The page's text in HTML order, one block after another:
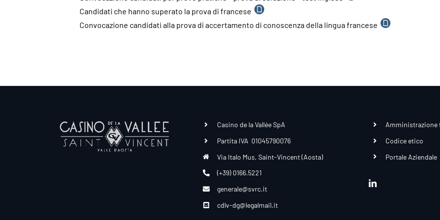
Candidati che hanno superato la prova di francese o
Convocazione candidati alla prova di accertamento di conoscenza della lingua francese o
Casino de la Vallée SpA
Partita IVA 01045790076
Via Italo Mus, Saint-Vincent (Aosta)
(+39) 0166.5221
generale@svrc.it
cdlv-dg@legalmail.it
Amministrazione
Codice etico
Portale Aziendale